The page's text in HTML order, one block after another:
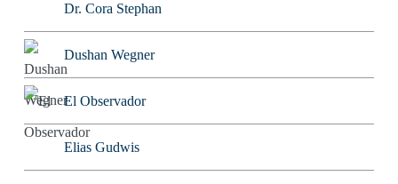
Dr. Cora Stephan
Dushan Wegner
El Observador
Elias Gudwis